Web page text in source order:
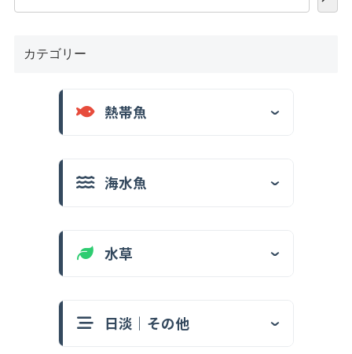
カテゴリー
熱帯魚
海水魚
水草
日淡｜その他